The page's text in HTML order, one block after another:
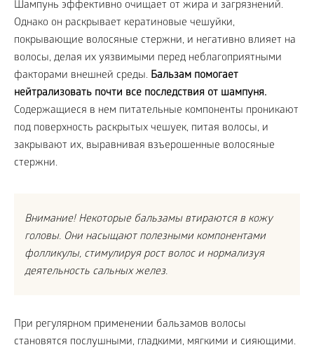
Шампунь эффективно очищает от жира и загрязнений.
Однако он раскрывает кератиновые чешуйки,
покрывающие волосяные стержни, и негативно влияет на
волосы, делая их уязвимыми перед неблагоприятными
факторами внешней среды. Бальзам помогает
нейтрализовать почти все последствия от шампуня.
Содержащиеся в нем питательные компоненты проникают
под поверхность раскрытых чешуек, питая волосы, и
закрывают их, выравнивая взъерошенные волосяные
стержни.
Внимание! Некоторые бальзамы втираются в кожу
головы. Они насыщают полезными компонентами
фолликулы, стимулируя рост волос и нормализуя
деятельность сальных желез.
При регулярном применении бальзамов волосы
становятся послушными, гладкими, мягкими и сияющими.